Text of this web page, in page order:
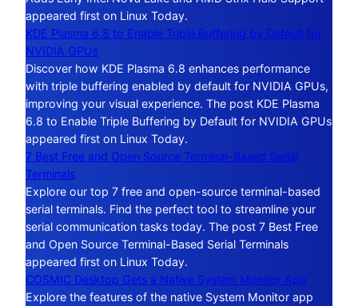
appeared first on Linux Today.
KDE Plasma 6.8 to Enable Triple Buffering by Default for
NVIDIA GPUs
Discover how KDE Plasma 6.8 enhances performance
with triple buffering enabled by default for NVIDIA GPUs,
improving your visual experience. The post KDE Plasma
6.8 to Enable Triple Buffering by Default for NVIDIA GPUs
appeared first on Linux Today.
7 Best Free and Open Source Terminal-Based Serial
Terminals
Explore our top 7 free and open-source terminal-based
serial terminals. Find the perfect tool to streamline your
serial communication tasks today. The post 7 Best Free
and Open Source Terminal-Based Serial Terminals
appeared first on Linux Today.
COSMIC Desktop Gets a Native System Monitor App
Explore the features of the native System Monitor app